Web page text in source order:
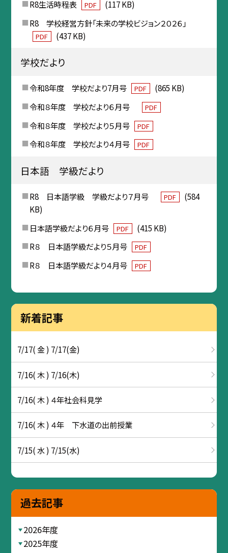
R8生活時程表 PDF
(117 KB)
R8 学校経営方針「未来の学校ビジョン２０２６」
PDF (437 KB)
学校だより
令和8年度 学校だより7月号 PDF
(865 KB)
令和８年度 学校だより６月号
PDF
令和８年度 学校だより５月号 PDF
令和８年度 学校だより４月号 PDF
日本語 学級だより
R8 日本語学級 学級だより７月号 PDF
(584
KB)
日本語学級だより６月号
PDF
(415 KB)
R８ 日本語学級だより５月号
PDF
R８ 日本語学級だより４月号 PDF
新着記事
7/17( 金 ) 7/17(金)
7/16( 木 ) 7/16(木)
7/16( 木 ) ４年社会科見学
7/16( 木 ) ４年 下水道の出前授業
7/15( 水 ) 7/15(水)
過去記事
2026年度
2025年度